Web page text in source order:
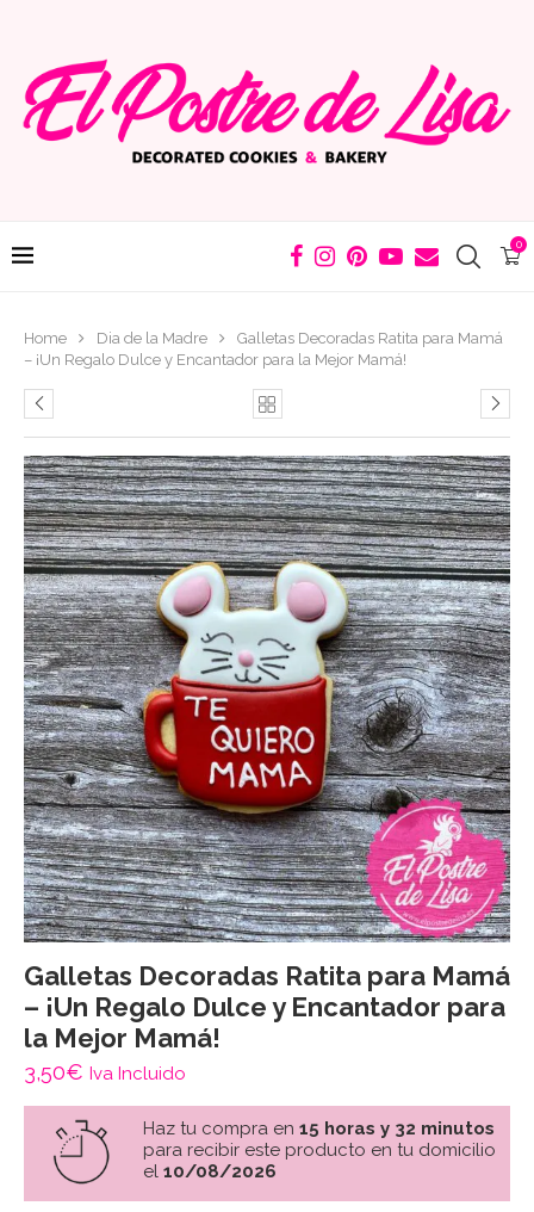
0
Home Dia de la Madre
Galletas Decoradas Ratita para Mamá
– ¡Un Regalo Dulce y Encantador para la Mejor Mamá!
Galletas Decoradas Ratita para Mamá
– ¡Un Regalo Dulce y Encantador para
la Mejor Mamá!
3,50€ Iva Incluido
Haz tu compra en 15 horas y 32 minutos
para recibir este producto en tu domicilio
el 10/08/2026